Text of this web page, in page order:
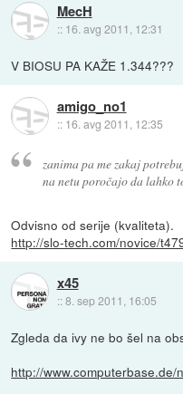
MecH
:: 16. avg 2011, 12:31
V BIOSU PA KAŽE 1.344???
amigo_no1
:: 16. avg 2011, 12:35
zanima pa me zakaj
na netu poročajo da lahko
Odvisno od serije (kvaliteta).
http://slo-tech.com/novice/
x45
::8. sep 2011, 16:05
Zgleda da ivy ne bo šel na
http://www.computerbase.de/